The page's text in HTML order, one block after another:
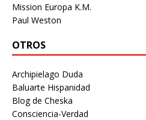
Mission Europa K.M.
Paul Weston
OTROS
Archipielago Duda
Baluarte Hispanidad
Blog de Cheska
Consciencia-Verdad